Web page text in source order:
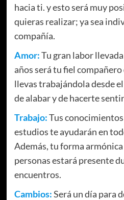
hacia ti. y esto será muy
quieras realizar; ya sea
compañía.
Amor:Tu gran labor
años será tu fiel
llevas trabajándola desde
de alabar y de hacerte
Trabajo:Tus
estudios te ayudarán en
Además, tu forma
personas estará presente
encuentros.
Cambios:Será un día para